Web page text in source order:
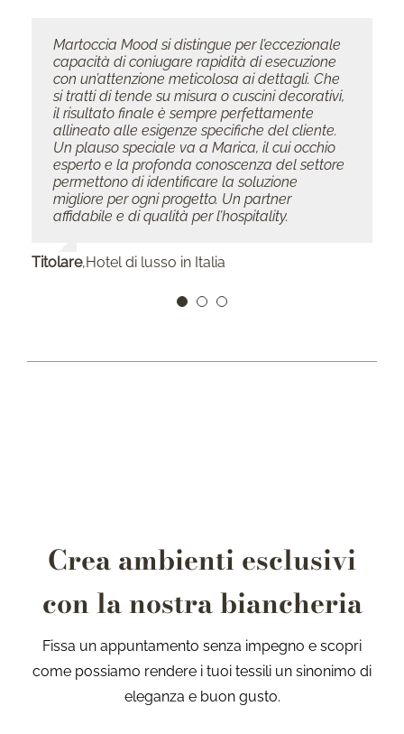
Martoccia Mood si distingue per l’eccezionale
capacità di coniugare rapidità di esecuzione
con un’attenzione meticolosa ai dettagli. Che
si tratti di tende su misura o cuscini decorativi,
il risultato finale è sempre perfettamente
allineato alle esigenze specifiche del cliente.
Un plauso speciale va a Marica, il cui occhio
esperto e la profonda conoscenza del settore
permettono di identificare la soluzione
migliore per ogni progetto. Un partner
affidabile e di qualità per l’hospitality.
Titolare,Hotel di lusso in Italia
Abbiamo conosciuto Martoccia Mood
nell’inverno del 2021 grazie ad un amico in
comune. Martoccia Mood ci ha seguito con
grande passione nella realizzazione dei
tendaggi e di altri complementi di arredo dei
nostri appartamenti situati nel cuore delle
Dolomiti.
Sin da subito siamo entrati in sintonia con
l’azienda e con le splendide persone che ne
fanno parte.
Grazie alla professionalità e all’amore con cui
La semplicità e ricerca dei tessuti hanno reso i
Ho deciso di fare il tovagliato del mio locale
da Martoccia.
Marica e’ molto cordiale, convincente e sicura
nel cercare di soddisfare le esigenze.
Ho pensato a una linea essenziale senza
fronzoli ma allo stesso tempo ricercata nei
tessuti e nelle rifiniture.
Numerosi lavaggi, tutto perfettamente
resistente e come promesso.
Consigliatissimo.
Crea ambienti esclusivi
con la nostra biancheria
Fissa un appuntamento senza impegno e scopri
come possiamo rendere i tuoi tessili un sinonimo di
eleganza e buon gusto.